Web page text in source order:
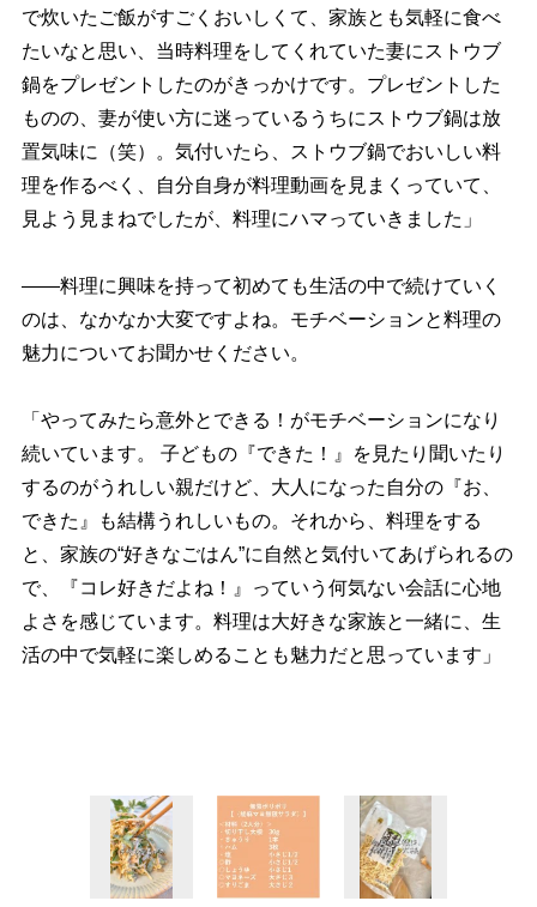
で炊いたご飯がすごくおいしくて、家族とも気軽に食べ
たいなと思い、当時料理をしてくれていた妻にストウブ
鍋をプレゼントしたのがきっかけです。プレゼントした
ものの、妻が使い方に迷っているうちにストウブ鍋は放
置気味に（笑）。気付いたら、ストウブ鍋でおいしい料
理を作るべく、自分自身が料理動画を見まくっていて、
見よう見まねでしたが、料理にハマっていきました」
――料理に興味を持って初めても生活の中で続けていく
のは、なかなか大変ですよね。モチベーションと料理の
魅力についてお聞かせください。
「やってみたら意外とできる！がモチベーションになり
続いています。 子どもの『できた！』を見たり聞いたり
するのがうれしい親だけど、大人になった自分の『お、
できた』も結構うれしいもの。それから、料理をする
と、家族の“好きなごはん”に自然と気付いてあげられるの
で、『コレ好きだよね！』っていう何気ない会話に心地
よさを感じています。料理は大好きな家族と一緒に、生
活の中で気軽に楽しめることも魅力だと思っています」